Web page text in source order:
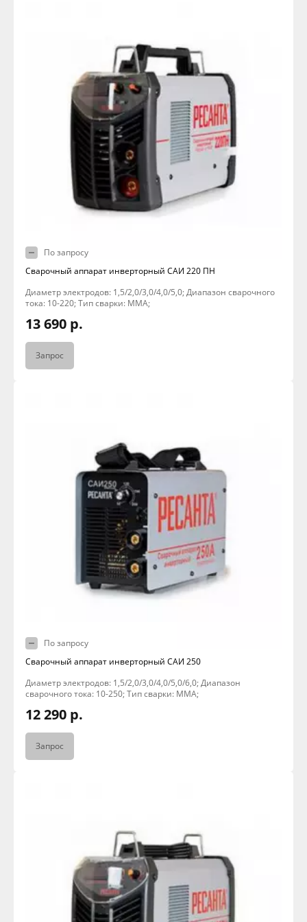
По запросу
Сварочный аппарат инверторный САИ 220 ПН
Диаметр электродов: 1,5/2,0/3,0/4,0/5,0; Диапазон сварочного
тока: 10-220; Тип сварки: MMA;
13 690 р.
Запрос
По запросу
Сварочный аппарат инверторный САИ 250
Диаметр электродов: 1,5/2,0/3,0/4,0/5,0/6,0; Диапазон
сварочного тока: 10-250; Тип сварки: MMA;
12 290 р.
Запрос